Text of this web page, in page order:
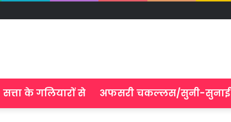
सत्ता के गलियारों से अफसरी चकल्लस/सुनी-सुनाई